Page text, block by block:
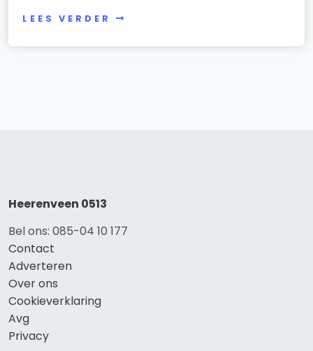
LEES VERDER
Heerenveen 0513
Bel ons: 085-04 10 177
Contact
Adverteren
Over ons
Cookieverklaring
Avg
Privacy